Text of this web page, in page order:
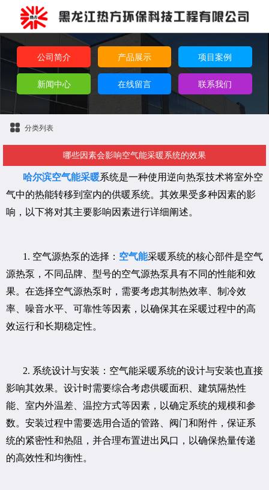
公司简介 产品展示 项目案例
新闻中心 在线留言 联系我们
分类列表
哪些因素会影响空气能采暖系统的效果
哈尔滨空气能采暖系统是一种使用逆向热泵技术将室外空
气中的热能转移到室内的供暖系统。其效果受多种因素的影
响，以下将对其主要影响因素进行详细阐述。
1. 空气源热泵的选择： 空气能采暖系统的核心部件是空气
源热泵，不同品牌、型号的空气源热泵具有不同的性能和效
果。在选择空气源热泵时，需要考虑其制热效率、制冷效
率、噪音水平、可靠性等因素，以确保其在采暖过程中的高
效运行和长期稳定性。
2. 系统设计与安装：空气能采暖系统的设计与安装也直接
影响其效果。设计时需要综合考虑供暖面积、建筑隔热性
能、室内外温差、温控方式等因素，以确定系统的规模和参
数。安装过程中需要选用合适的管路、阀门和附件，保证系
统的紧密性和热阻，并合理布置进出风口，以确保热量传递
的高效性和均衡性。